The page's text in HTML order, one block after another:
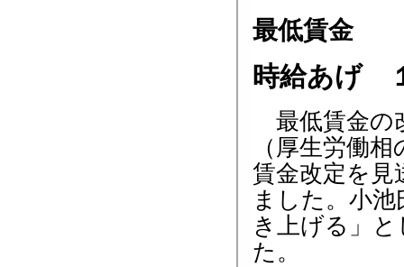
最低賃金
時給あげ
最低賃金の
（厚生労働
賃金改定を
ました。小
き上げる」
た。